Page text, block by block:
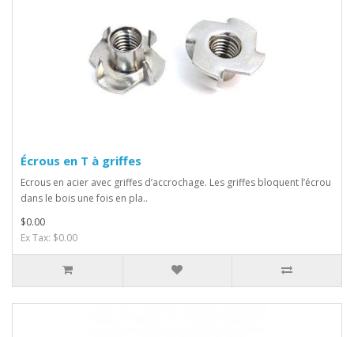
Écrous en T à griffes
Ecrous en acier avec griffes d’accrochage. Les griffes bloquent l’écrou
dans le bois une fois en pla..
$0.00
Ex Tax: $0.00